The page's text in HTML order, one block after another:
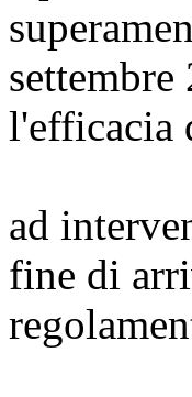
l'efficacia
ad
fine di